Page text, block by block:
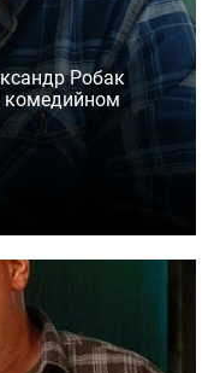
Робак
комедийном